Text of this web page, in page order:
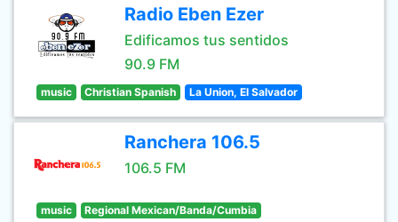
Radio Eben Ezer
Edificamos tus sentidos
90.9 FM
music Christian Spanish La Union, El Salvador
Ranchera 106.5
106.5 FM
music Regional Mexican/Banda/Cumbia